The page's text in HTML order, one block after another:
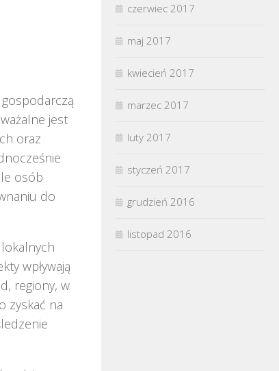
jest
oraz
osób
do
wpływają
regiony, w
zyskać na
czerwiec 2017
maj 2017
kwiecień 2017
marzec 2017
luty 2017
styczeń 2017
grudzień 2016
listopad 2016